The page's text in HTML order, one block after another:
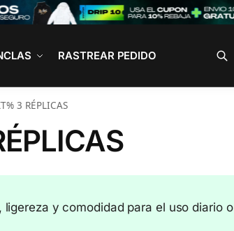
RASTREAR PEDIDO
3 RÉPLICAS
y comodidad para el uso diario o